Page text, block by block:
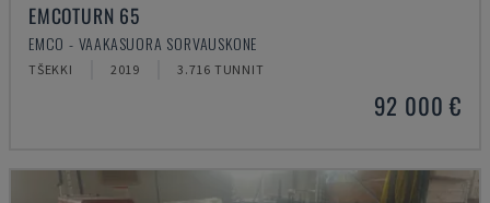
EMCOTURN 65
EMCO - VAAKASUORA SORVAUSKONE
TŠEKKI 2019 3.716 TUNNIT
92 000 €